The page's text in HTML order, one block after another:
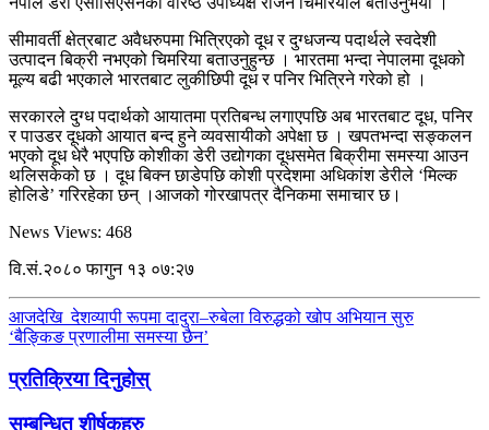
सीमावर्ती क्षेत्रबाट अवैधरुपमा भित्रिएको दूध र दुग्धजन्य पदार्थले स्वदेशी
उत्पादन बिक्री नभएको चिमरिया बताउनुहुन्छ । भारतमा भन्दा नेपालमा दूधको
मूल्य बढी भएकाले भारतबाट लुकीछिपी दूध र पनिर भित्रिने गरेको हो ।
सरकारले दुग्ध पदार्थको आयातमा प्रतिबन्ध लगाएपछि अब भारतबाट दूध, पनिर
र पाउडर दूधको आयात बन्द हुने व्यवसायीको अपेक्षा छ । खपतभन्दा सङ्कलन
भएको दूध धेरै भएपछि कोशीका डेरी उद्योगका दूधसमेत बिक्रीमा समस्या आउन
थलिसकेको छ । दूध बिक्न छाडेपछि कोशी प्रदेशमा अधिकांश डेरीले ‘मिल्क
होलिडे’ गरिरहेका छन् ।आजको गोरखापत्र दैनिकमा समाचार छ।
News Views: 468
वि.सं.२०८० फागुन १३ ०७:२७
आजदेखि देशव्यापी रूपमा दादुरा–रुबेला विरुद्धको खोप अभियान सुरु
‘बैङ्किङ प्रणालीमा समस्या छैन’
प्रतिक्रिया दिनुहोस्
सम्बन्धित शीर्षकहरु